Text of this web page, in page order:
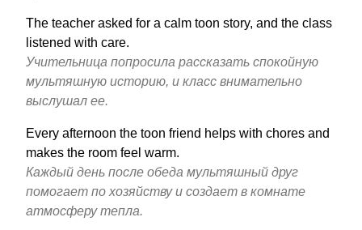
The teacher asked for a calm toon story, and the class
listened with care.
Учительница попросила рассказать спокойную
мультяшную историю, и класс внимательно
выслушал ее.
Every afternoon the toon friend helps with chores and
makes the room feel warm.
Каждый день после обеда мультяшный друг
помогает по хозяйству и создает в комнате
атмосферу тепла.